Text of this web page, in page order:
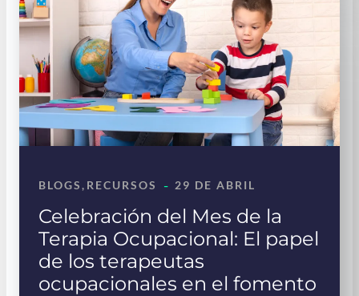
Celebración del Mes de la
Terapia Ocupacional: El papel
de los terapeutas
ocupacionales en el fomento
BLOGS, RECURSOS - 29 DE ABRIL